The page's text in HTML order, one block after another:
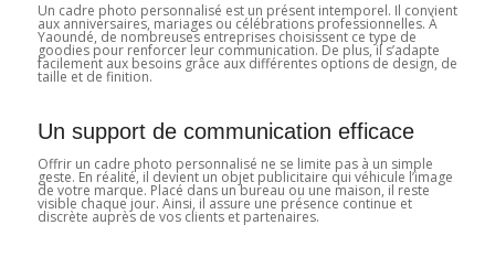
Un cadre photo personnalisé est un présent intemporel. Il convient
aux anniversaires, mariages ou célébrations professionnelles. À
Yaoundé, de nombreuses entreprises choisissent ce type de
goodies pour renforcer leur communication. De plus, il s’adapte
facilement aux besoins grâce aux différentes options de design, de
taille et de finition.
Un support de communication efficace
Offrir un cadre photo personnalisé ne se limite pas à un simple
geste. En réalité, il devient un objet publicitaire qui véhicule l’image
de votre marque. Placé dans un bureau ou une maison, il reste
visible chaque jour. Ainsi, il assure une présence continue et
discrète auprès de vos clients et partenaires.